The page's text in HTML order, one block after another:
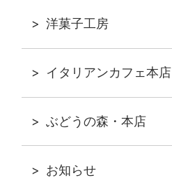
洋菓子工房
イタリアンカフェ本店
ぶどうの森・本店
お知らせ